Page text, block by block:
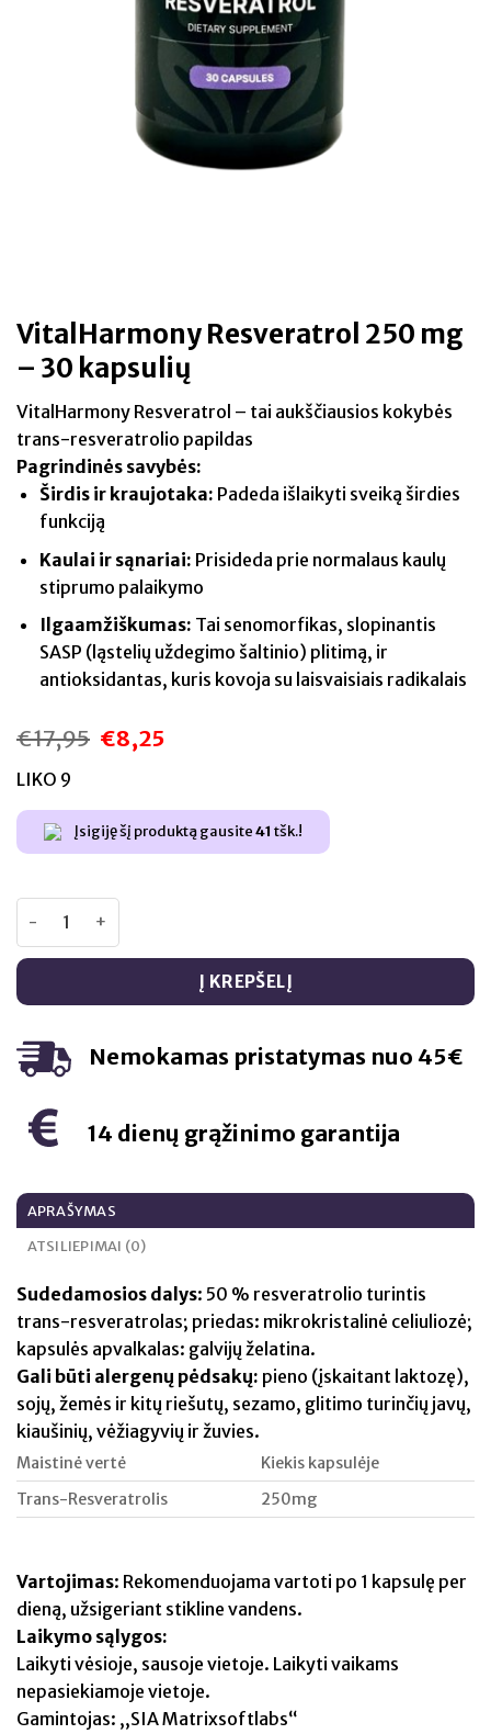
VitalHarmony Resveratrol 250 mg
– 30 kapsulių
VitalHarmony Resveratrol – tai aukščiausios kokybės
trans-resveratrolio papildas
Pagrindinės savybės:
Širdis ir kraujotaka: Padeda išlaikyti sveiką širdies
funkciją
Kaulai ir sąnariai: Prisideda prie normalaus kaulų
stiprumo palaikymo
Ilgaamžiškumas: Tai senomorfikas, slopinantis
SASP (ląstelių uždegimo šaltinio) plitimą, ir
antioksidantas, kuris kovoja su laisvaisiais radikalais
€17,95 Original
price
€8,25
LIKO 9
Įsigiję šį produktą gausite41 tšk.!
Į KREPŠELĮ
Nemokamas pristatymas nuo 45€
14 dienų grąžinimo garantija
APRAŠYMAS
ATSILIEPIMAI (0)
Sudedamosios dalys: 50 % resveratrolio turintis
trans-resveratrolas; priedas: mikrokristalinė celiuliozė;
kapsulės apvalkalas: galvijų želatina.
Gali būti alergenų pėdsakų: pieno (įskaitant laktozę),
sojų, žemės ir kitų riešutų, sezamo, glitimo turinčių javų,
kiaušinių, vėžiagyvių ir žuvies.
Maistinė vertė
Kiekis kapsulėje
Trans-Resveratrolis
250mg
Vartojimas: Rekomenduojama vartoti po 1 kapsulę per
dieną, užsigeriant stikline vandens.
Laikymo sąlygos:
Laikyti vėsioje, sausoje vietoje. Laikyti vaikams
nepasiekiamoje vietoje.
Gamintojas: ,,SIA Matrixsoftlabs“